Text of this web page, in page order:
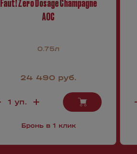
AOC
0.75л
24 490 руб.
Бронь в 1 клик